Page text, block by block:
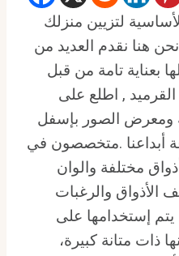
لتزيين منزلك
هنا نقدم العديد من
بعناية تامة من قبل
, اطلع على
ومعرض الصور بإسفل
أبداعنا .متخصصون في
مختلفة والوان
الأذواق والرغبات
إستخدامها على
ذات متانة كبيرة،